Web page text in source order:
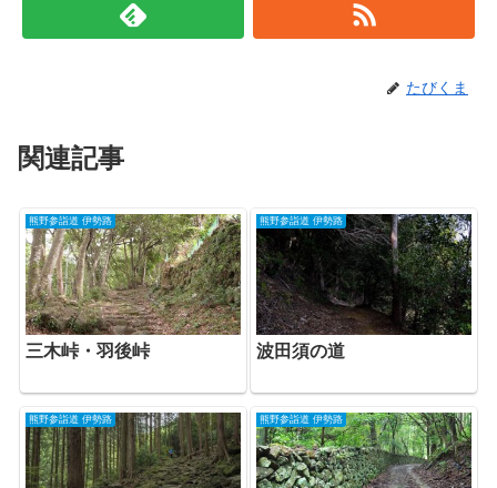
たびくま
関連記事
熊野参詣道 伊勢路
三木峠・羽後峠
熊野参詣道 伊勢路
波田須の道
熊野参詣道 伊勢路 熊野参詣道 伊勢路